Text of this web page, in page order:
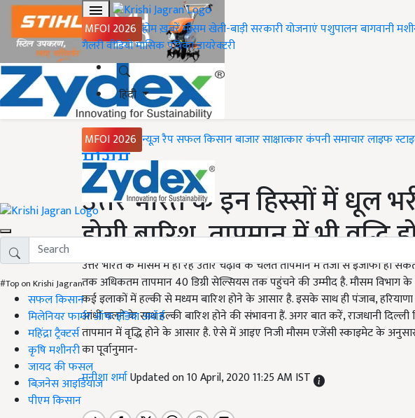
MFOI 2026 होमख़बरेंमौसमखेती-बाड़ीसरकारी योजनाएंपशुपालनबागवानी
गैलरीवीडियोमासिक पत्रिकाडायरेक्टरी
हिंदी
MFOI 2026 न्यूज़ रैपसफल किसानबाजारसाक्षात्कारकंपनी समाचारलाइफ
#Top on Krishi Jagran
सफल किसान
मिलेनियर फार्मर ऑफ इंडिया अवॉर्ड
महिंद्रा ट्रैक्टर्स
कृषि मशीनरी
जायद की फसल
बिज़नेस आइडियाज
पीएम किसान
Home
मौसम
उत्तर भारत के इन हिस्सों में धूल
होगी बारिश, तापमान में भी वृद्धि
उत्तर भारत के मौसम में हो रहे उतार चढ़ाव के चलते तापमान में तेजी से इजाफा हो
तक अधिकतम तापमान 40 डिग्री सेल्सियस तक पहुंचने की उम्मीद है. मौसम विभाग
कई इलाकों में हल्की से मध्यम बारिश होने के आसार है. इसके साथ ही पंजाब, हरियाणा
आंधी चलने के साथ हल्की बारिश होने की संभावना हैं. अगर बात करें, राजधानी
तापमान में वृद्धि होने के आसार है. ऐसे में आइए निजी मौसम एजेंसी स्काइमेट के
का पूर्वानुमान-
मनीशा शर्माUpdated on 10 April, 2020 11:25 AM IST